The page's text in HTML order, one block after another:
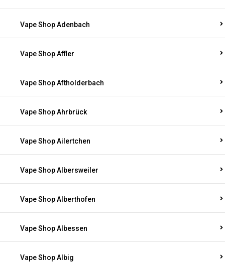
Vape Shop Adenbach
Vape Shop Affler
Vape Shop Aftholderbach
Vape Shop Ahrbrück
Vape Shop Ailertchen
Vape Shop Albersweiler
Vape Shop Alberthofen
Vape Shop Albessen
Vape Shop Albig